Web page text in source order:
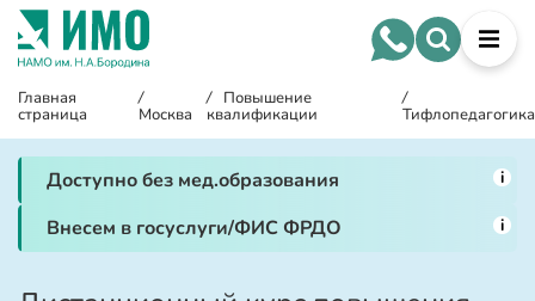
Главная
страница
/
Москва
/ Повышение
квалификации
/
Тифлопедагогика
Доступно без мед.образования i
Внесем в госуслуги/ФИС ФРДО i